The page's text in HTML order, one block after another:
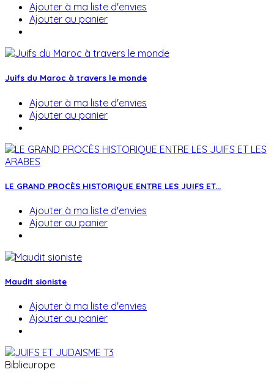
Ajouter à ma liste d'envies
Ajouter au panier
Juifs du Maroc à travers le monde
Ajouter à ma liste d'envies
Ajouter au panier
LE GRAND PROCÈS HISTORIQUE ENTRE LES JUIFS ET...
Ajouter à ma liste d'envies
Ajouter au panier
Maudit sioniste
Ajouter à ma liste d'envies
Ajouter au panier
Biblieurope